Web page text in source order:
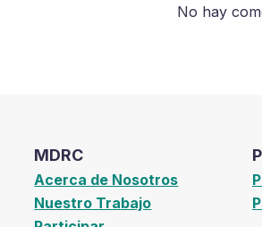
No hay
MDRC
Acerca de Nosotros
Nuestro Trabajo